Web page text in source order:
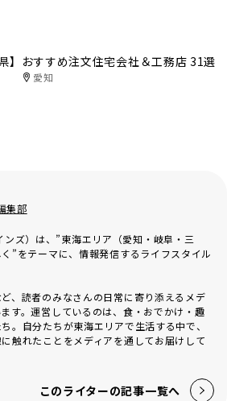
県】おすすめ注文住宅会社＆工務店 31選
愛知
集部
ズ）は、”東海エリア（愛知・岐阜・三
”をテーマに、情報発信するライフスタイル
、読者のみなさんの日常に寄り添えるメデ
す。運営しているのは、食・おでかけ・趣
。自分たちが東海エリアで生活する中で、
触れたことをメディアを通してお届けして
このライターの記事一覧へ